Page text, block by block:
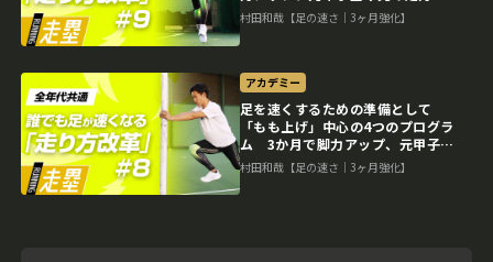
上メソッド
村田和哉【足の速さ｜3ヶ月強化】
アカデミー
足を速くするための準備として
「もも上げ」中心の4つのプログラ
ム 3か月で脚力アップ、元甲子園
球児の走力向上メソッド
村田和哉【足の速さ｜3ヶ月強化】